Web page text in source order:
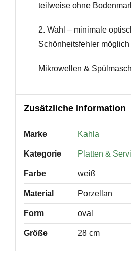
teilweise ohne
2. Wahl – minimale
Schönheitsfehler möglich
Mikrowellen &
Zusätzliche Information
Marke Kahla
Kategorie Platten &
Farbe weiß
Material Porzellan
Form oval
Größe 28 cm